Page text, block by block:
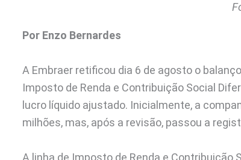
Por Enzo Bernardes
A Embraer retificou dia 6 de agosto o
Imposto de Renda e Contribuição Social
lucro líquido ajustado. Inicialmente, a
milhões, mas, após a revisão, passou a
A linha de Imposto de Renda e